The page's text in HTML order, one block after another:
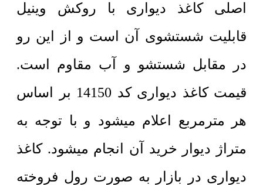
اصلی کاغذ دیواری با روکش وینیل
قابلیت شستشوی آن است و از این رو
در مقابل شستشو و آب مقاوم است.
قیمت کاغذ دیواری کد 14150 بر اساس
هر مترمربع اعلام میشود و با توجه به
متراژ دیوار خرید آن انجام میشود. کاغذ
دیواری در بازار به صورت رول فروخته